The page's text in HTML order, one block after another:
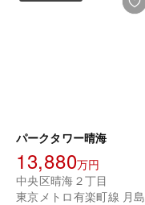
パークタワー晴海
13,880万円
中央区晴海２丁目
東京メトロ有楽町線 月島